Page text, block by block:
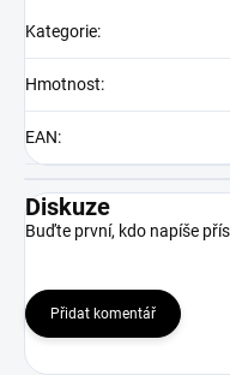
Kategorie:
Hmotnost:
EAN:
Diskuze
Buďte první, kdo napíše
Přidat komentář